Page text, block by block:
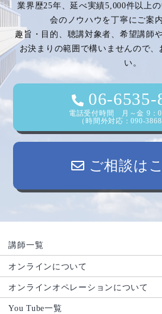
ー
シ
ョ
ン
業界歴25年、延べ実績5,000件以上
会のノウハウを丁寧にご案
趣旨・目的、聴講対象者、希望講師
お決まりの範囲で構いませんので、
い。
06-6535-
電話受付時間 月～金 9：
（時間外対応：090-
ご相談は
講師一覧
オンラインについて
オンラインオペレーションについて
You Tube一覧